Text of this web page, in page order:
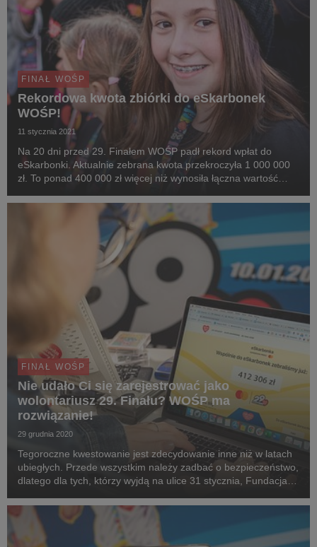
FINAŁ WOŚP
Rekordowa kwota zbiórki do eSkarbonek
WOŚP!
11 stycznia 2021
Na 20 dni przed 29. Finałem WOŚP padł rekord wpłat do
eSkarbonki. Aktualnie zebrana kwota przekroczyła 1 000 000
zł. To ponad 400 000 zł więcej niż wynosiła łączna wartość
cyfrowe rozwiązanie do przekazywania i zbier...
FINAŁ WOŚP
Nie udało Ci się zarejestrować jako
wolontariusz 29. Finału? WOŚP ma
rozwiązanie!
29 grudnia 2020
Tegoroczne kwestowanie jest zdecydowanie inne niż w latach
ubiegłych. Przede wszystkim należy zadbać o bezpieczeństwo,
dlatego dla tych, którzy wyjdą na ulice 31 stycznia, Fundacja
rekrutacji online, a także proce...